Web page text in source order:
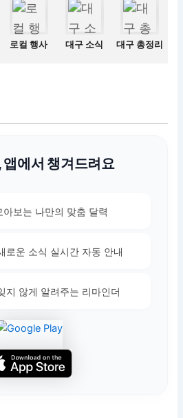
로컬 행사 대구 소식 대구 총정리
앱에서 챙겨드려요
아보는 나만의 맞춤 달력
로운 소식 실시간 자동 안내
지 않게 알려주는 리마인더